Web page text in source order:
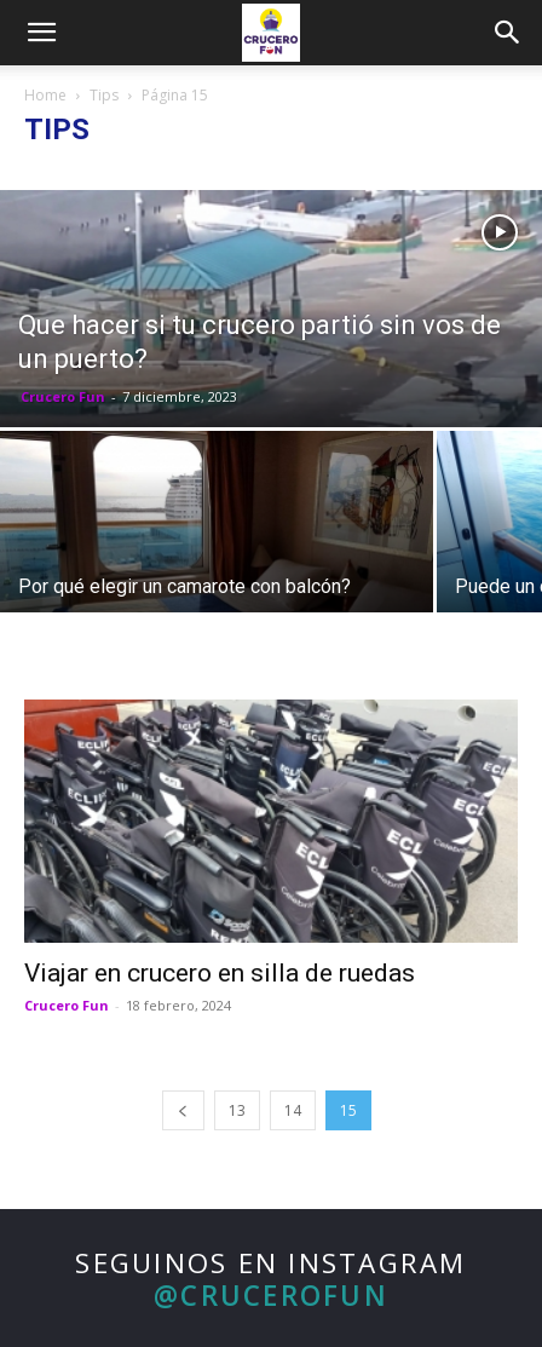
Home Tips Página 15
TIPS
Que hacer si tu crucero partió sin vos de
un puerto?
Crucero Fun - 7 diciembre, 2023
Por qué elegir un camarote con balcón? Puede un
Viajar en crucero en silla de ruedas
Crucero Fun - 18 febrero, 2024
13 14 15
SEGUINOS EN INSTAGRAM
@CRUCEROFUN